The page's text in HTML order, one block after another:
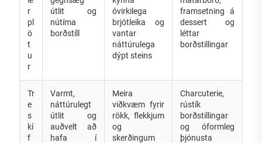
r
pl
ö
t
u
r
útlit og
nútíma
borðstíll
óvirkilega
brjótleika og
vantar
náttúrulega
dýpt steins
framsetning á
dessert og
léttar
borðstillingar
Tr
e
s
kí
f
Varmt,
náttúrulegt
útlit og
auðvelt að
hafa í
Meira
viðkvæm fyrir
rökk, flekkjum
og
skerðingum
Charcuterie,
rústík
borðstillingar
og óformleg
þjónusta